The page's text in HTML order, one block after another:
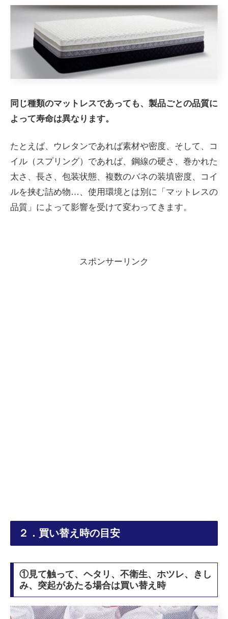
同じ種類のマットレスであっても、製品ごとの品質に
よって寿命は異なります。
たとえば、ウレタンであれば素材や密度、そして、コ
イル（スプリング）であれば、鋼線の硬さ、巻かれた
太さ、長さ、包装状態、複数のバネの装填密度、コイ
ルを挟む詰め物…、使用環境とは別に「マットレスの
品質」によって影響を受けて変わってきます。
スポンサーリンク
２．買い替え時の目安
①見て触って、ヘタリ、不衛生、ホツレ、きし
み、突起があたる場合は買い替え時